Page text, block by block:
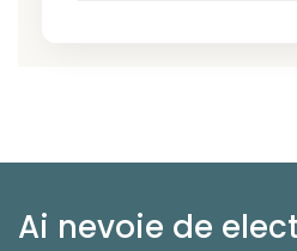
Ai nevoie de